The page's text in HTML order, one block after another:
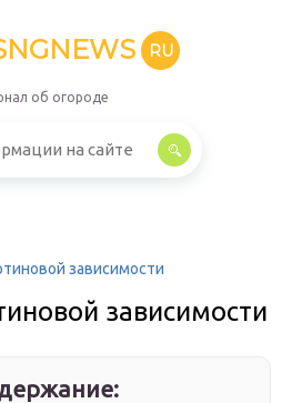
RU
об огороде
зависимости
зависимости